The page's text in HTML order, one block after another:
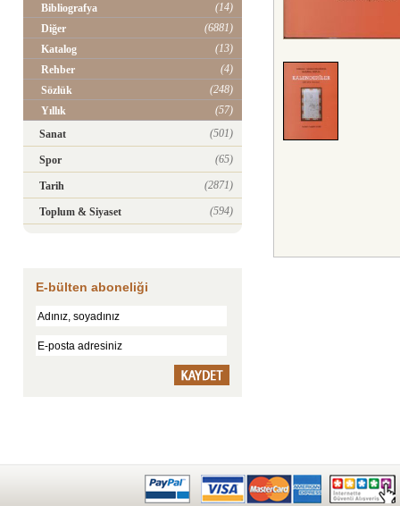
Bibliografya
(14)
Diğer
(6881)
Katalog
(13)
Rehber
(4)
Sözlük
(248)
Yıllık
(57)
Sanat
(501)
Spor (65)
Tarih (2871)
Toplum & Siyaset (594)
E-bülten aboneliği